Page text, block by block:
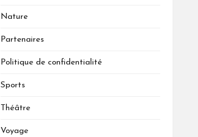
Nature
Partenaires
Politique de confidentialité
Sports
Théâtre
Voyage